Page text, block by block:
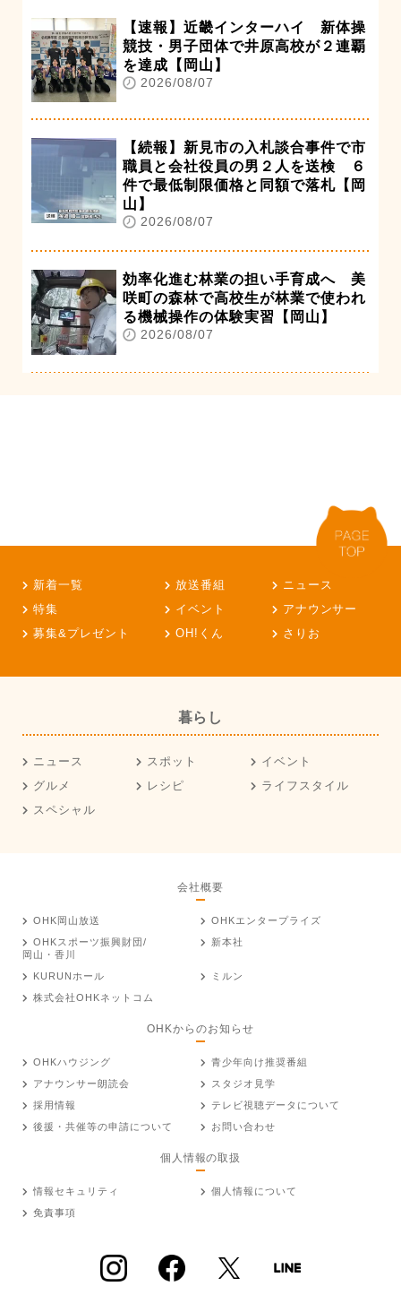
【速報】近畿インターハイ 新体操
競技・男子団体で井原高校が２連覇
を達成【岡山】
2026/08/07
【続報】新見市の入札談合事件で市
職員と会社役員の男２人を送検 ６
件で最低制限価格と同額で落札【岡
山】
2026/08/07
効率化進む林業の担い手育成へ 美
咲町の森林で高校生が林業で使われ
る機械操作の体験実習【岡山】
2026/08/07
新着一覧 放送番組
ニュース
特集
イベント
アナウンサー
募集&プレゼント
OH!くん さりお
暮らし
ニュース スポット
イベント
グルメ
レシピ
ライフスタイル
スペシャル
会社概要
OHK岡山放送
OHKエンタープライズ
OHKスポーツ振興財団/
岡山・香川
新本社
KURUNホール
ミルン
株式会社OHKネットコム
OHKからのお知らせ
OHKハウジング
青少年向け推奨番組
アナウンサー朗読会
スタジオ見学
採用情報
テレビ視聴データについて
後援・共催等の申請について
お問い合わせ
個人情報の取扱
情報セキュリティ
個人情報について
免責事項